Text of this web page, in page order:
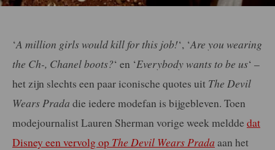
‘A million girls would kill for this job!‘, ‘Are you wearing
the Ch-, Chanel boots?‘ en ‘Everybody wants to be us‘ –
het zijn slechts een paar iconische quotes uit The Devil
Wears Prada die iedere modefan is bijgebleven. Toen
modejournalist Lauren Sherman vorige week meldde dat
Disney een vervolg op The Devil Wears Prada aan het